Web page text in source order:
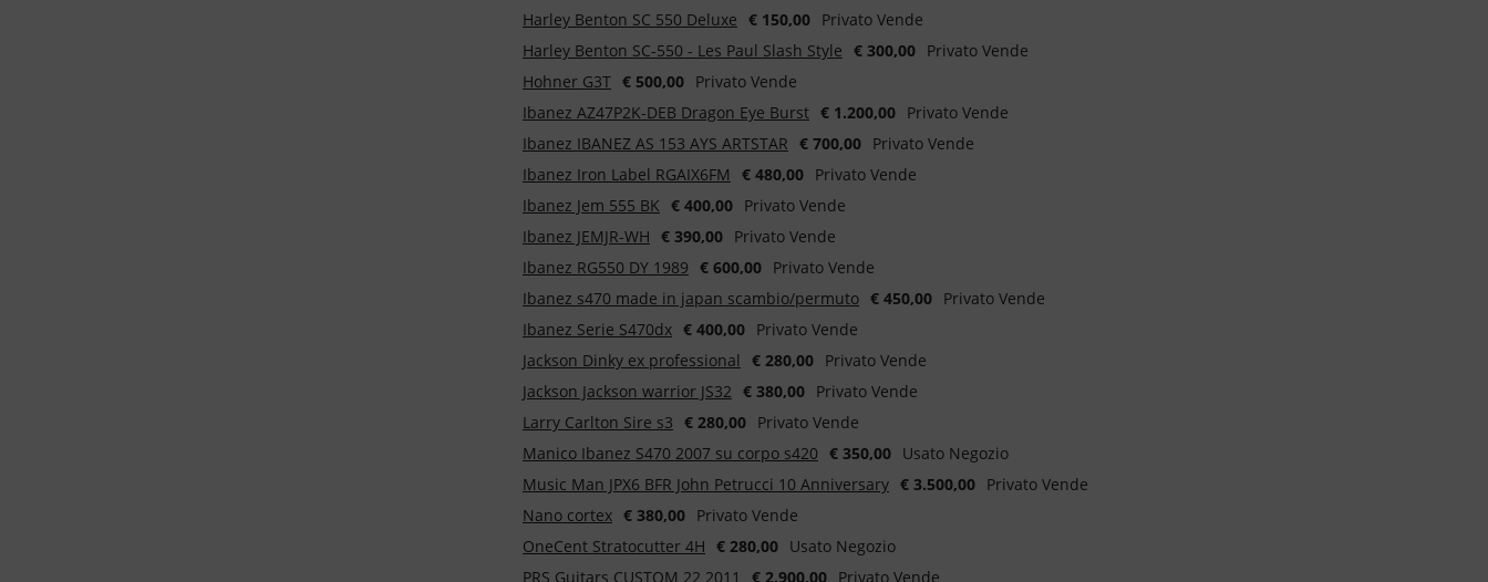
Harley Benton SC 550 Deluxe € 150,00 Privato Vende
Harley Benton SC-550 - Les Paul Slash Style € 300,00 Privato Vende
Hohner G3T € 500,00 Privato Vende
Ibanez AZ47P2K-DEB Dragon Eye Burst € 1.200,00 Privato Vende
Ibanez IBANEZ AS 153 AYS ARTSTAR € 700,00 Privato Vende
Ibanez Iron Label RGAIX6FM
€ 480,00 Privato Vende
Ibanez Jem 555 BK € 400,00 Privato Vende
Ibanez JEMJR-WH € 390,00 Privato Vende
Ibanez RG550 DY 1989 € 600,00 Privato Vende
Ibanez s470 made in japan scambio/permuto € 450,00 Privato Vende
Ibanez Serie S470dx € 400,00 Privato Vende
Jackson Dinky ex professional
€ 280,00 Privato Vende
Jackson Jackson warrior JS32 € 380,00 Privato Vende
Larry Carlton Sire s3 € 280,00 Privato Vende
Manico Ibanez S470 2007 su corpo s420 € 350,00 Usato Negozio
Music Man JPX6 BFR John Petrucci 10 Anniversary € 3.500,00 Privato Vende
Nano cortex € 380,00 Privato Vende
OneCent Stratocutter 4H € 280,00 Usato Negozio
PRS Guitars CUSTOM 22 2011
€ 2.900,00 Privato Vende